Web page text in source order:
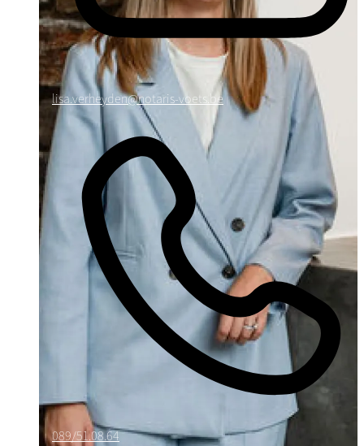
lisa.verheyden@notaris-voets.be
089/51.08.64